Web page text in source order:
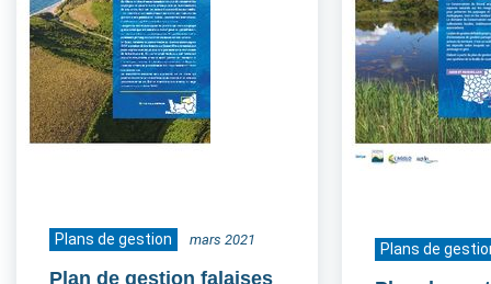
Plans de gestion mars 2021
Plan de gestion falaises
Plans de